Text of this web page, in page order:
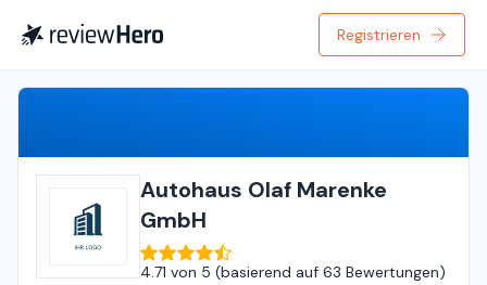
Registrieren
Autohaus Olaf Marenke
GmbH
4.71 von 5 (basierend auf 63 Bewertungen)